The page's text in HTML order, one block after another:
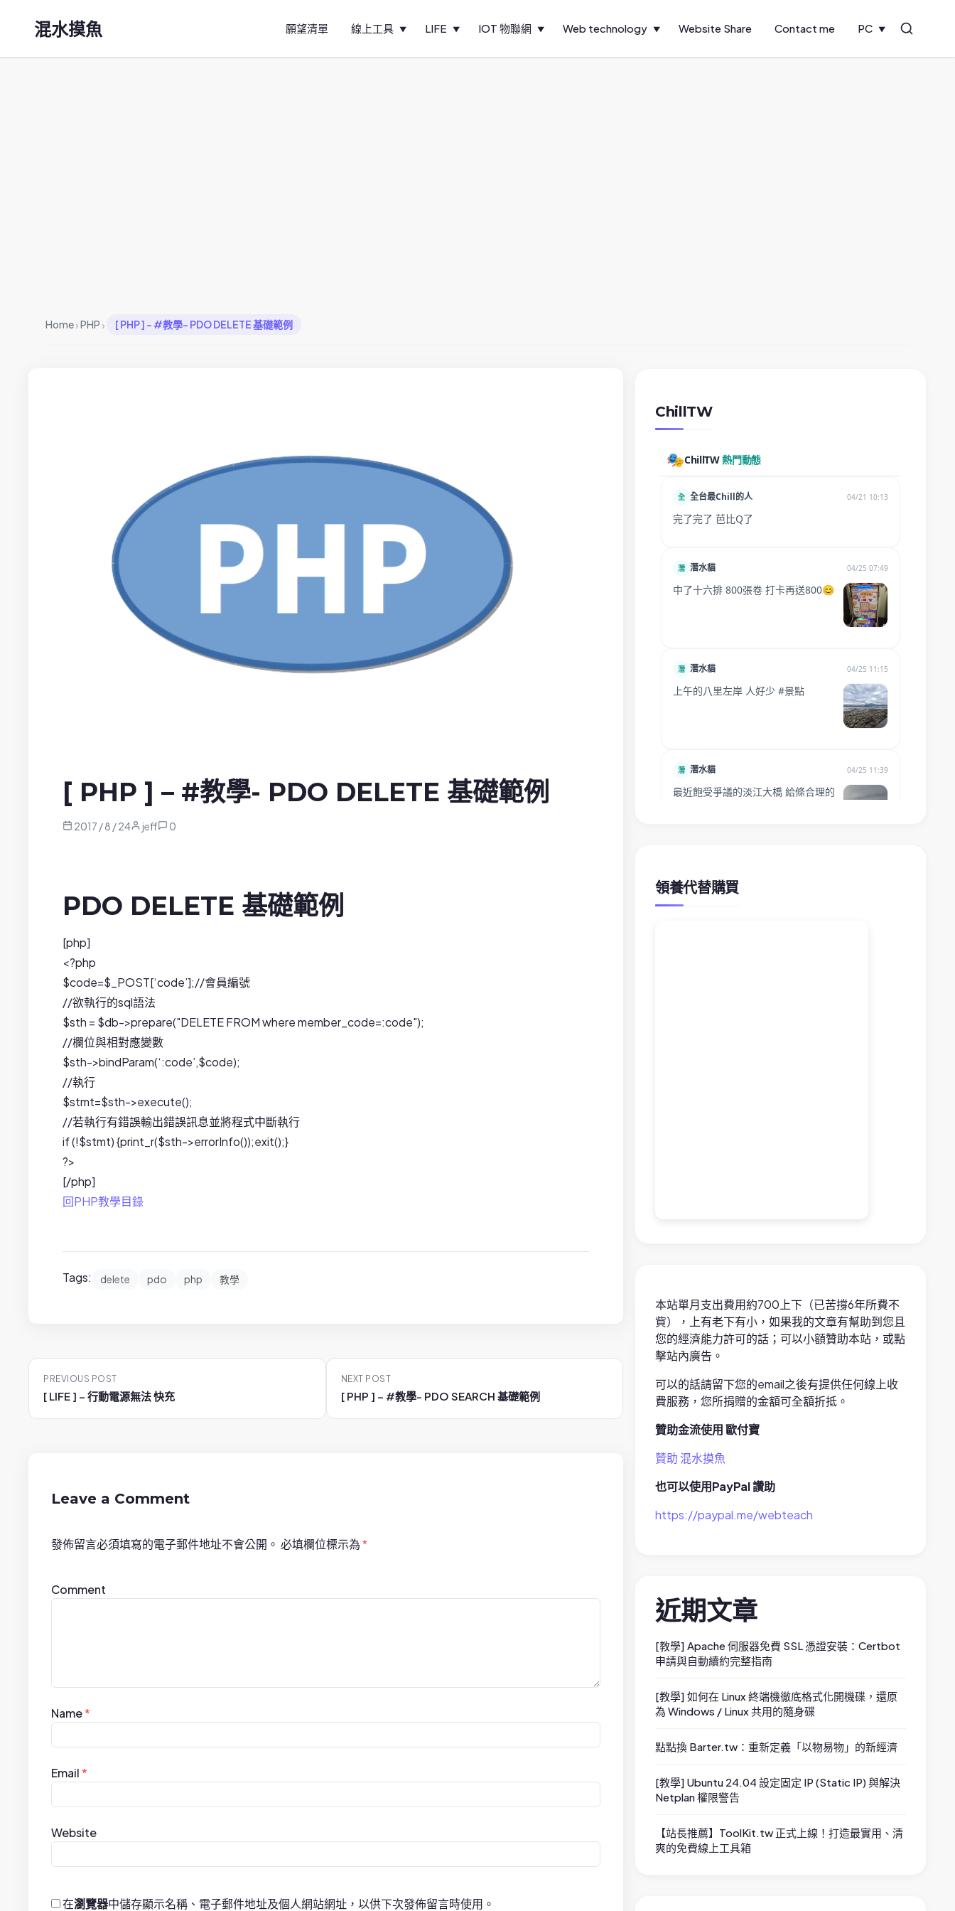
混水摸魚 願望清單 線上工具 LIFE IOT 物聯網 Web technology Website Share Contact me PC Search
Home›PHP › [ PHP ] – #教學- PDO DELETE 基礎範例
[ PHP ] – #教學- PDO DELETE 基礎範例
2017 / 8 / 24 jeff 0
PDO DELETE 基礎範例
[php]
<?php
$code=$_POST[‘code’];//會員編號
//欲執行的sql語法
$sth = $db->prepare("DELETE FROM where member_code=:code");
//欄位與相對應變數
$sth->bindParam(‘:code’,$code);
//執行
$stmt=$sth->execute();
//若執行有錯誤輸出錯誤訊息並將程式中斷執行
if (!$stmt) {print_r($sth->errorInfo());exit();}
?>
[/php]
回PHP教學目錄
Tags: delete pdo php 教學
PPREVIOUS POST
[ LIFE ] – 行動電源無法 快充
NEXT POST
[ PHP ] – #教學- PDO SEARCH 基礎範例
Leave a Comment
發佈留言必須填寫的電子郵件地址不會公開。 必填欄位標示為*
Comment
Name*
Email*
Website
在瀏覽器中儲存顯示名稱、電子郵件地址及個人網站網址，以供下次發佈留言時使用。
ChillTW
領養代替購買
本站單月支出費用約700上下（已苦撐6年所費不
貲），上有老下有小，如果我的文章有幫助到您且
您的經濟能力許可的話；可以小額贊助本站，或點
擊站內廣告。
可以的話請留下您的email之後有提供任何線上收
費服務，您所捐贈的金額可全額折抵。
贊助金流使用 歐付寶
贊助 混水摸魚
也可以使用PayPal 讚助
https://paypal.me/webteach
近期文章
[教學] Apache 伺服器免費 SSL 憑證安裝：Certbot
申請與自動續約完整指南
[教學] 如何在 Linux 終端機徹底格式化開機碟，還原
為 Windows / Linux 共用的隨身碟
點點換 Barter.tw：重新定義「以物易物」的新經濟
[教學] Ubuntu 24.04 設定固定 IP (Static IP) 與解決
Netplan 權限警告
【站長推薦】ToolKit.tw 正式上線！打造最實用、清
爽的免費線上工具箱